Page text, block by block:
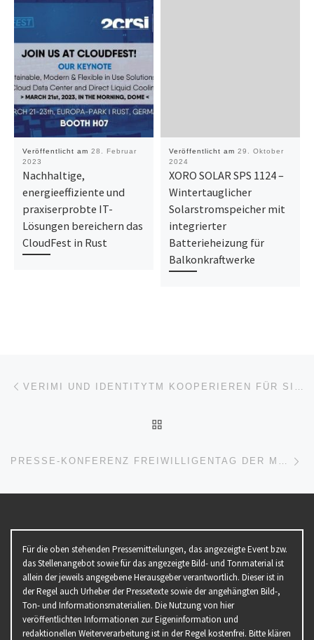
Veröffentlicht am 28. Februar
2023
Nachhaltige,
energieeffiziente und
praxiserprobte IT-
Lösungen bereichern das
CloudFest in Rust
Veröffentlicht am 29. Oktober
2024
XORO SOLAR SPS 1124 –
Wintertauglicher
Solarstromspeicher mit
integrierter
Batterieheizung für
Balkonkraftwerke
Beitragsnavigation
PRESSE-KONFERENZ FREIWILLIGENTAG DER METROPOLREGION RHEIN-NECKAR 2020 (PRESSETERMIN | MUTTERSTADT)
Für die oben stehenden Pressemitteilungen, das angezeigte Event bzw.
das Stellenangebot sowie für das angezeigte Bild- und Tonmaterial ist
allein der jeweils angegebene Herausgeber verantwortlich. Dieser ist in
der Regel auch Urheber der Pressetexte sowie der angehängten Bild-,
Ton- und Informationsmaterialien. Die Nutzung von hier
veröffentlichten Informationen zur Eigeninformation und
redaktionellen Weiterverarbeitung ist in der Regel kostenfrei. Bitte klären